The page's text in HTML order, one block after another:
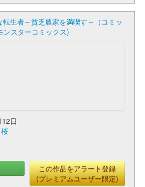
生者～貧乏農家を満喫す～（コミッ
ンスターコミックス)
日
この作品をアラート登録
(プレミアムユーザー限定)